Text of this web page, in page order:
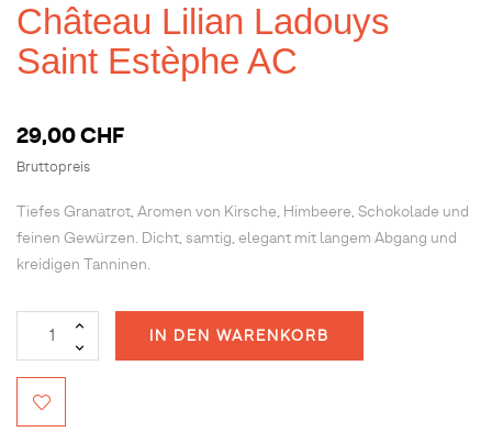
Château Lilian Ladouys
Saint Estèphe AC
29,00 CHF
Bruttopreis
Tiefes Granatrot, Aromen von Kirsche, Himbeere, Schokolade und
feinen Gewürzen. Dicht, samtig, elegant mit langem Abgang und
kreidigen Tanninen.
IN DEN WARENKORB